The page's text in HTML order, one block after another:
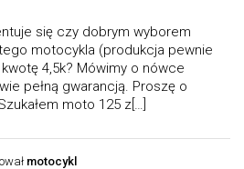
się czy dobrym wyborem
motocykla (produkcja pewnie
4,5k? Mówimy o nówce
pełną gwarancją. Proszę o
moto 125 z[…]
motocykl